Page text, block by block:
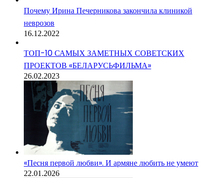
Почему Ирина Печерникова закончила клиникой
неврозов
16.12.2022
ТОП-10 САМЫХ ЗАМЕТНЫХ СОВЕТСКИХ
ПРОЕКТОВ «БЕЛАРУСЬФИЛЬМА»
26.02.2023
«Песня первой любви». И армяне любить не умеют
22.01.2026